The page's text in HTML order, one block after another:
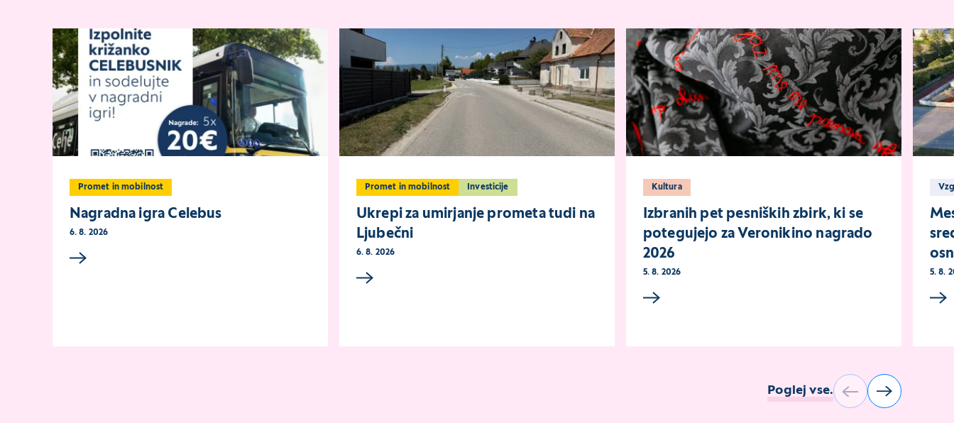
Promet in mobilnost
Nagradna igra Celebus
6. 8. 2026
Promet in mobilnost Investicije
Ukrepi za umirjanje prometa tudi na
Ljubečni
6. 8. 2026
Kultura
Izbranih pet pesniških zbirk, ki se
potegujejo za Veronikino nagrado
2026
5. 8. 2026 5. 8.
Poglej vse.